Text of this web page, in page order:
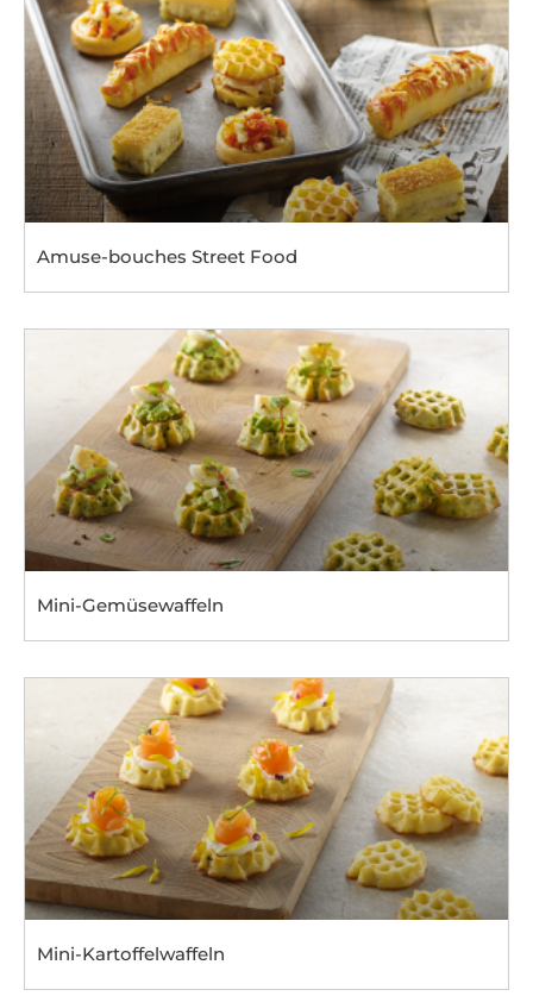
Amuse-bouches Street Food
Mini-Gemüsewaffeln
Mini-Kartoffelwaffeln